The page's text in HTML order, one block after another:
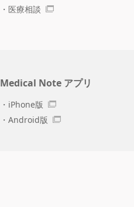
医療相談
Medical Note アプリ
iPhone版
Android版